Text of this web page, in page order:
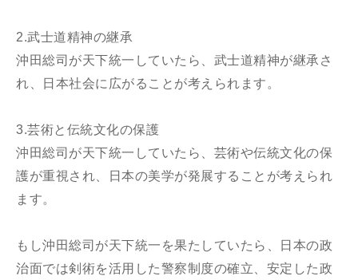
2.武士道精神の継承
沖田総司が天下統一していたら、武士道精神が継承さ
れ、日本社会に広がることが考えられます。
3.芸術と伝統文化の保護
沖田総司が天下統一していたら、芸術や伝統文化の保
護が重視され、日本の美学が発展することが考えられ
ます。
もし沖田総司が天下統一を果たしていたら、日本の政
治面では剣術を活用した警察制度の確立、安定した政